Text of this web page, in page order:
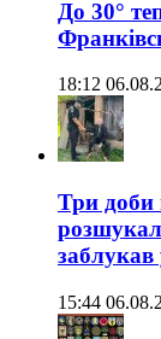
До 30°
18:12
Три доби
заблукав
15:44